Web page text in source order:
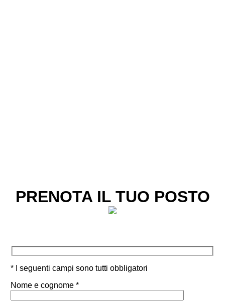
PRENOTA IL TUO POSTO
* I seguenti campi sono tutti obbligatori
Nome e cognome *